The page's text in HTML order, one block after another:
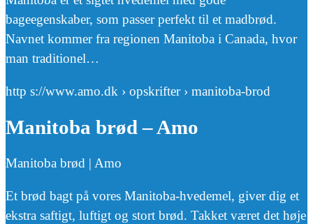
bageegenskaber, som passer perfekt til et madbrød.
Navnet kommer fra regionen Manitoba i Canada, hvor
man traditionel…
http s://www.amo.dk › opskrifter › manitoba-brod
Manitoba brød – Amo
Manitoba brød | Amo
Et brød bagt på vores Manitoba-hvedemel, giver dig et
ekstra saftigt, luftigt og stort brød. Takket været det høje